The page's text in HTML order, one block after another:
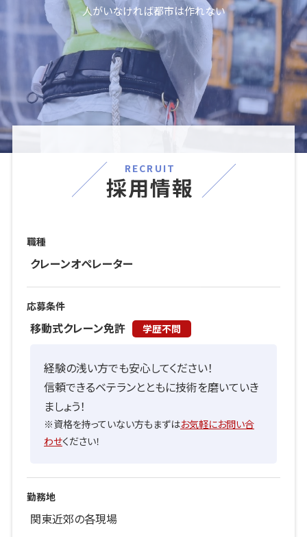
人がいなければ都市は作れない
RECRUIT
採用情報
職種
クレーンオペレーター
応募条件
移動式クレーン免許 学歴不問
経験の浅い方でも安心してください！
信頼できるベテランとともに技術を磨いていき
ましょう！
※資格を持っていない方もまずはお気軽にお問い合
わせください！
勤務地
関東近郊の各現場